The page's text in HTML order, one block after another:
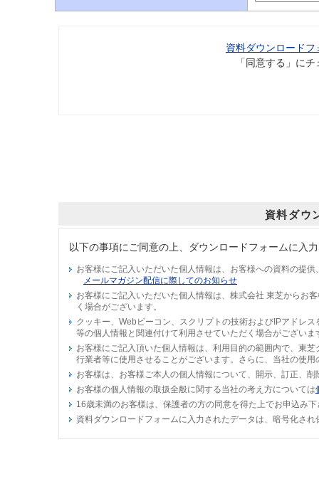
資料ダウンロード
「同意する」に
資料ダウ
以下の事項にご同意の上、ダウンロードフォームに入
お客様にご記入いただいた個人情報は、お客様への資料の提
メールマガジン配信に際してのお知らせ
お客様にご記入いただいた個人情報は、株式会社 東芝からお
く場合がございます。
クッキー、Webビーコン、スクリプトの技術およびIPアドレ
等の個人情報と関連付けて利用させていただく場合がございま
お客様にご記入頂いた個人情報は、利用目的の範囲内で、東
行業者等に使用させることがございます。さらに、当社の使
お客様は、お客様ご本人の個人情報について、開示、訂正、
お客様の個人情報の取扱全般に関する当社の考え方については
16歳未満のお客様は、保護者の方の同意を得た上でお申込み下
資料ダウンロードフォームに入力されたデータは、暗号化され